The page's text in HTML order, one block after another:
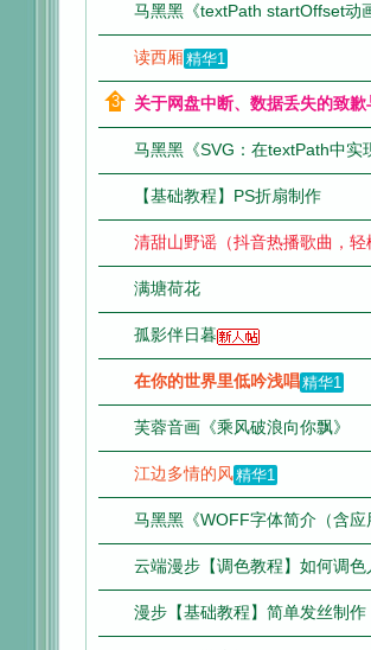
马黑黑《textPath startOffset动
读西厢 精华1
关于网盘中断、数据丢失的致
马黑黑《SVG：在textPath中实
【基础教程】PS折扇制作
清甜山野谣（抖音热播歌曲，轻
满塘荷花
孤影伴日暮
在你的世界里低吟浅唱精华1
芙蓉音画《乘风破浪向你飘》
江边多情的风精华1
马黑黑《WOFF字体简介（含应
云端漫步【调色教程】如何调色
漫步【基础教程】简单发丝制作